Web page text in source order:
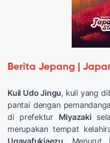
Berita Jepang |
Kuil Udo Jingu, kuil yang
pantai dengan
di prefektur Miyazaki
merupakan tempat
Ugayafukiaezu. Menurut